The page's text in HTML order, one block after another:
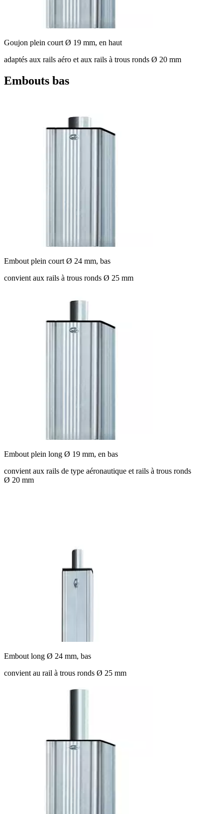
Goujon plein court Ø 19 mm, en haut
adaptés aux rails aéro et aux rails à trous ronds Ø 20 mm
Embouts bas
Embout plein court Ø 24 mm, bas
convient aux rails à trous ronds Ø 25 mm
Embout plein long Ø 19 mm, en bas
convient aux rails de type aéronautique et rails à trous ronds
Ø 20 mm
Embout long Ø 24 mm, bas
convient au rail à trous ronds Ø 25 mm